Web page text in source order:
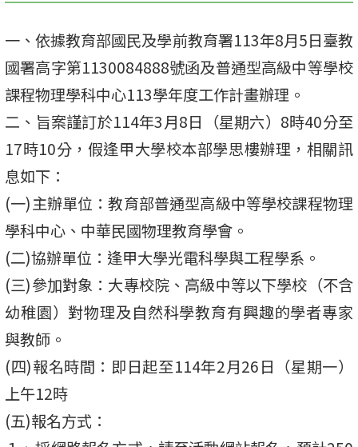
一、依據教育部國民及學前教育署113年8月5日臺教
國署高字第1130084888號函及普通型高級中等學校
課程物理學科中心113學年度工作計畫辦理。
二、旨案謹訂於114年3月8日（星期六）8時40分至
17時10分，假逢甲大學校本部學思樓辦理，相關訊
息如下：
(一)主辦單位：教育部普通型高級中等學校課程物理
學科中心、中華民國物理教育學會。
(二)協辦單位：逢甲大學光電科學與工程學系。
(三)參加對象：大專校院、高級中等以下學校（不含
幼稚園）對物理及自然科學教育有興趣的學者專家
與教師。
(四)報名時間：即日起至114年2月26日（星期一）
上午12時
(五)報名方式：